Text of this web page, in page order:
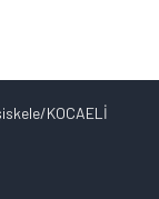
KOCAELİ